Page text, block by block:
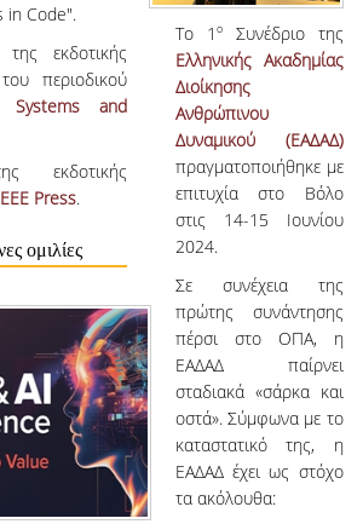
in Code".
εκδοτικής
περιοδικού
Systems and
εκδοτικής
Press.
ομιλίες
Το 1 οΣυνέδριο της
Ελληνικής Ακαδημίας
Διοίκησης
Ανθρώπινου
Δυναμικού (ΕΑΔΑΔ)
πραγματοποιήθηκε με
επιτυχία στο Βόλο
στις 14-15 Ιουνίου
2024.
Σε συνέχεια της
πρώτης συνάντησης
πέρσι στο ΟΠΑ, η
ΕΑΔΑΔ παίρνει
σταδιακά «σάρκα και
οστά». Σύμφωνα με το
καταστατικό της, η
ΕΑΔΑΔ έχει ως στόχο
τα ακόλουθα: